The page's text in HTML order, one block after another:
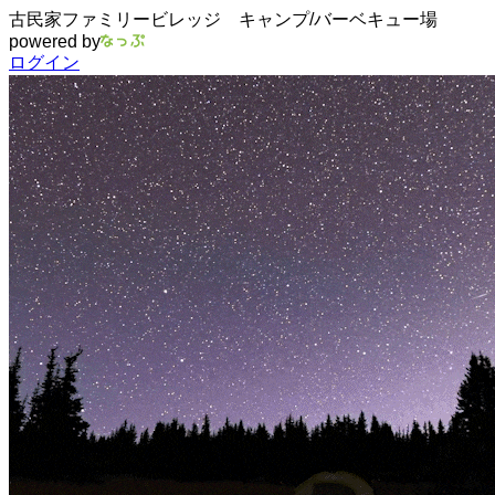
古民家ファミリービレッジ キャンプ/バーベキュー場
powered by
ログイン